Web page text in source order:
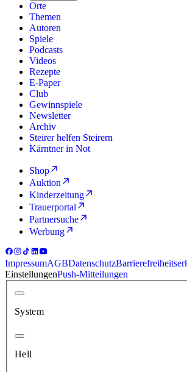
Orte
Themen
Autoren
Spiele
Podcasts
Videos
Rezepte
E-Paper
Club
Gewinnspiele
Newsletter
Archiv
Steirer helfen Steirern
Kärntner in Not
Shop
Auktion
Kinderzeitung
Trauerportal
Partnersuche
Werbung
ImpressumAGBDatenschutz
EinstellungenPush-Mitteilungen
System
Hell